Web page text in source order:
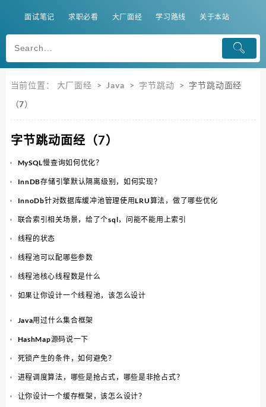
面试笔记 求职必看 大厂面经 学习路线 关于本站
当前位置： 大厂面经 > Java > 字节跳动 > 字节跳动面经
（7）
字节跳动面经（7）
MySQL慢查询如何优化？
InnDB存储引擎默认隔离级别，如何实现？
InnoDb针对数据库缓冲池管理使用LRU算法，做了哪些优化
联合索引相关场景，给了个sql，问能不能用上索引
线程的状态
线程池可以配哪些参数
线程池核心线程数是什么
如果让你设计一个线程池，该怎么设计
Java用过什么集合框架
HashMap源码说一下
死锁产生的条件，如何避免？
进程调度算法，哪些是抢占式，哪些是非抢占式？
让你设计一个缓存框架，该怎么设计？